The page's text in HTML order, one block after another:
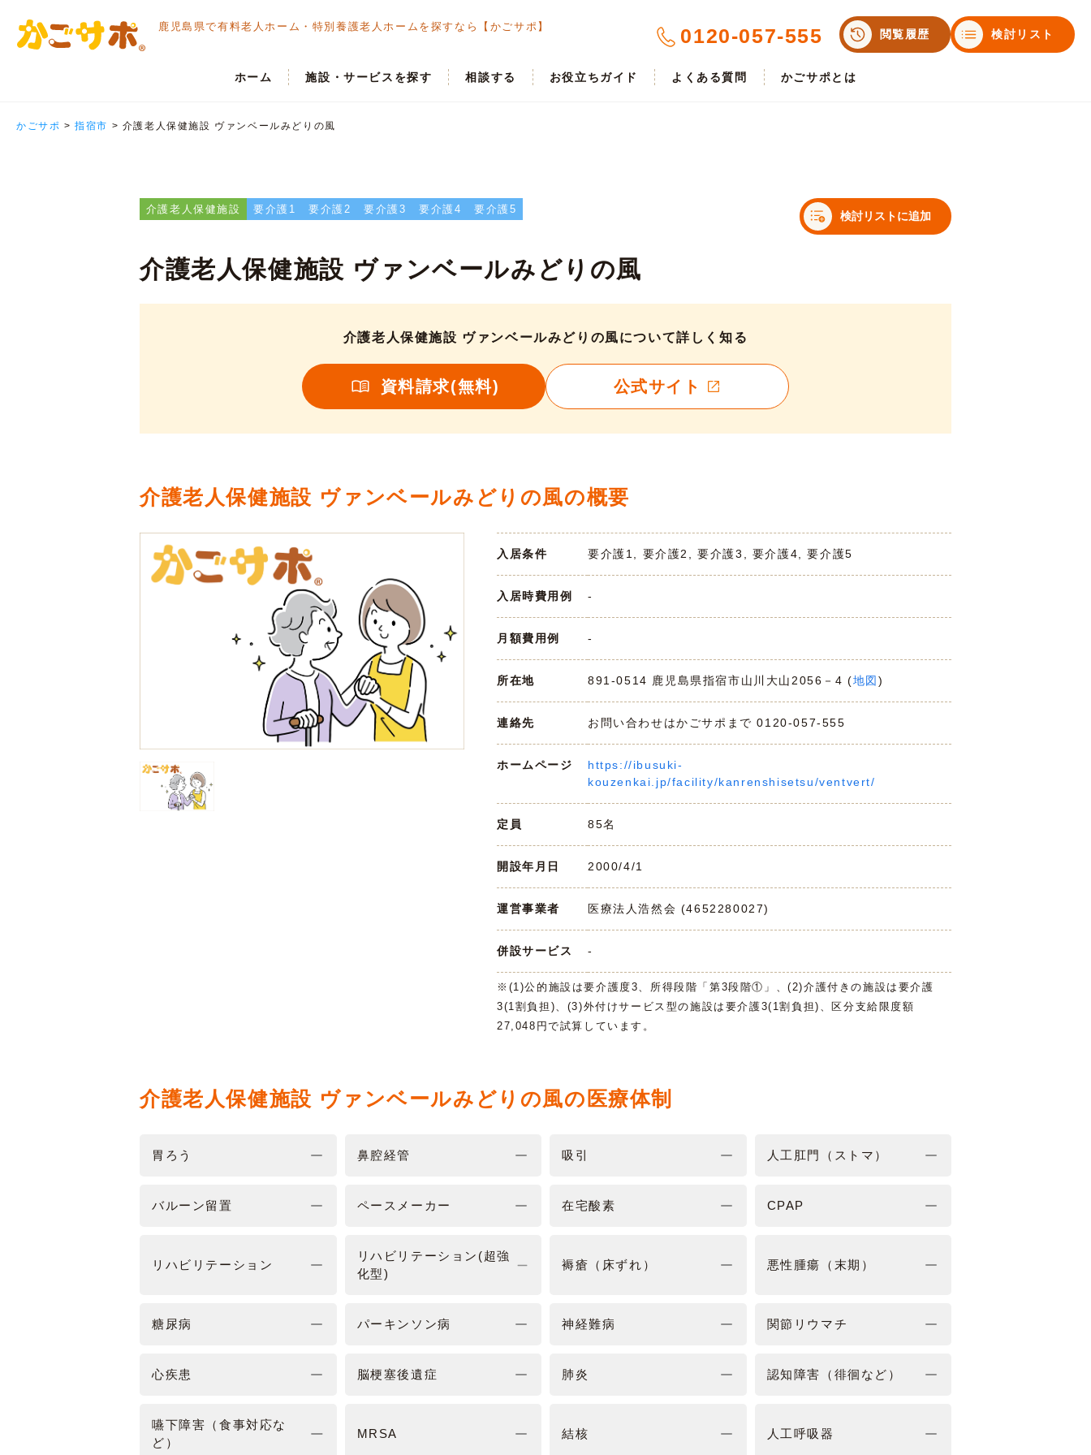
鹿児島県で有料老人ホーム・ 特別養護老人ホームを探すなら【かごサポ】 0120-057-555 閲覧履歴 検討リスト
ホーム 施設・サービスを探す 相談する お役立ちガイド よくある質問 かごサポとは
かごサポ >指宿市 > 介護老人保健施設 ヴァンベールみどりの風
介護老人保健施設 要介護1 要介護2 要介護3 要介護4 要介護5
検討リストに追加
介護老人保健施設 ヴァンベールみどりの風
介護老人保健施設 ヴァンベールみどりの風について詳しく知る
資料請求(無料) 公式サイト
介護老人保健施設 ヴァンベールみどりの風の概要
入居条件 要介護1, 要介護2, 要介護3, 要介護4, 要介護5
入居時費用例 -
月額費用例 -
所在地 891-0514 鹿児島県指宿市山川大山2056－4 (地図)
連絡先 お問い合わせはかごサポまで 0120-057-555
ホームページ
https://ibusuki-
kouzenkai.jp/facility/kanrenshisetsu/ventvert/
定員 85名
開設年月日 2000/4/1
運営事業者 医療法人浩然会 (4652280027)
併設サービス -
※(1)公的施設は要介護度3、所得段階「第3段階①」、(2)介護付きの施設は要介護
3(1割負担)、(3)外付けサービス型の施設は要介護3(1割負担)、区分支給限度額
27,048円で試算しています。
介護老人保健施設 ヴァンベールみどりの風の医療体制
胃ろう 鼻腔経管 吸引 人工肛門（ストマ）
バルーン留置 ペースメーカー 在宅酸素 CPAP
リハビリテーション
リハビリテーション(超強
化型)
褥瘡（床ずれ） 悪性腫瘍（末期）
糖尿病 パーキンソン病 神経難病 関節リウマチ
心疾患 脳梗塞後遺症 肺炎 認知障害（徘徊など）
嚥下障害（食事対応な
ど）
MRSA 結核 人工呼吸器